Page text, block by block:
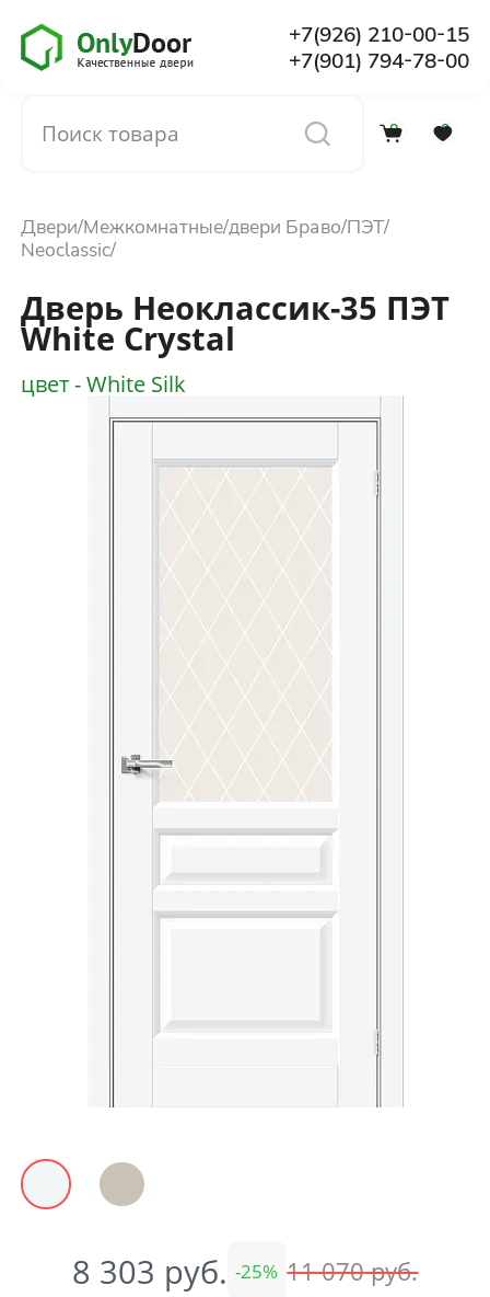
+7(926) 210-00-15
+7(901) 794-78-00
0 0
О компании
Установка
Доставка и оплата
Двери Межкомнатные двери Браво ПЭТ
Neoclassic
Дверь Неоклассик-35 ПЭТ
White Сrystal
цвет - White Silk
8 303 25 11 070